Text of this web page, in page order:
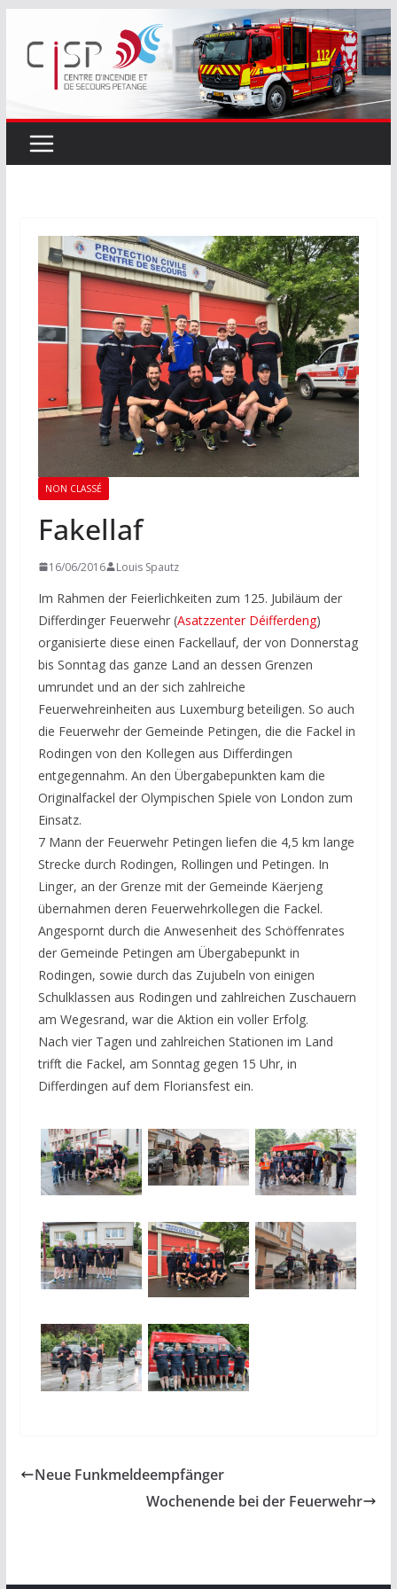
contenu
NON CLASSÉ
Fakellaf
16/06/2016 Louis Spautz
Im Rahmen der Feierlichkeiten zum 125. Jubiläum der
Differdinger Feuerwehr (Asatzzenter Déifferdeng)
organisierte diese einen Fackellauf, der von Donnerstag
bis Sonntag das ganze Land an dessen Grenzen
umrundet und an der sich zahlreiche
Feuerwehreinheiten aus Luxemburg beteiligen. So auch
die Feuerwehr der Gemeinde Petingen, die die Fackel in
Rodingen von den Kollegen aus Differdingen
entgegennahm. An den Übergabepunkten kam die
Originalfackel der Olympischen Spiele von London zum
Einsatz.
7 Mann der Feuerwehr Petingen liefen die 4,5 km lange
Strecke durch Rodingen, Rollingen und Petingen. In
Linger, an der Grenze mit der Gemeinde Käerjeng
übernahmen deren Feuerwehrkollegen die Fackel.
Angespornt durch die Anwesenheit des Schöffenrates
der Gemeinde Petingen am Übergabepunkt in
Rodingen, sowie durch das Zujubeln von einigen
Schulklassen aus Rodingen und zahlreichen Zuschauern
am Wegesrand, war die Aktion ein voller Erfolg.
Nach vier Tagen und zahlreichen Stationen im Land
trifft die Fackel, am Sonntag gegen 15 Uhr, in
Differdingen auf dem Floriansfest ein.
Neue Funkmeldeempfänger
Wochenende bei der Feuerwehr